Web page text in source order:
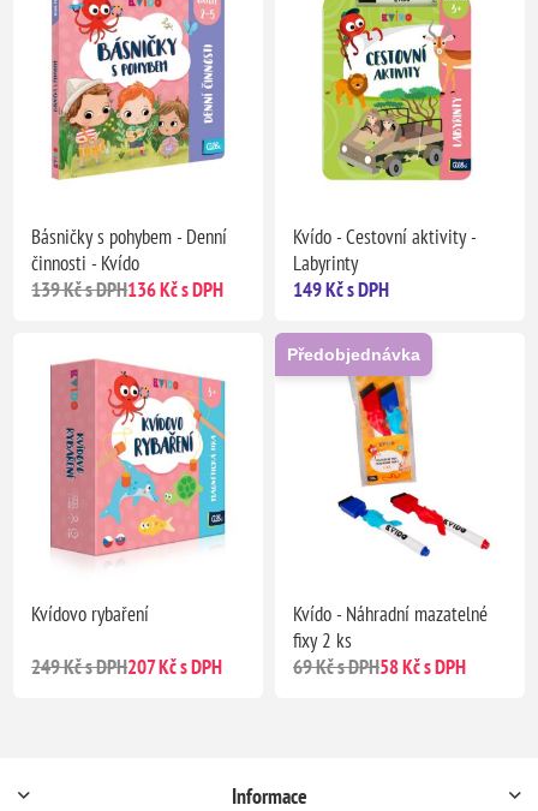
Básničky s pohybem - Denní
činnosti - Kvído
139 Kč s DPH136 Kč s DPH
Kvído - Cestovní aktivity -
Labyrinty
149 Kč s DPH
Kvídovo rybaření
249 Kč s DPH207 Kč s DPH
Předobjednávka
Kvído - Náhradní mazatelné
fixy 2 ks
69 Kč s DPH58 Kč s DPH
Informace